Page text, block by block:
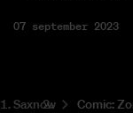
07 september 2023
Saxnow Co­mic: